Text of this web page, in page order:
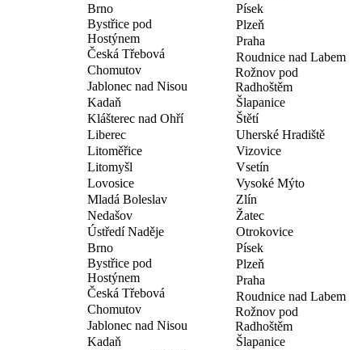
Brno
Bystřice pod
Hostýnem
Česká Třebová
Chomutov
Jablonec nad Nisou
Kadaň
Klášterec nad Ohří
Liberec
Litoměřice
Litomyšl
Lovosice
Mladá Boleslav
Nedašov
Písek
Plzeň
Praha
Roudnice nad Labem
Rožnov pod
Radhoštěm
Šlapanice
Štětí
Uherské Hradiště
Vizovice
Vsetín
Vysoké Mýto
Zlín
Žatec
Ústředí Naděje
Brno
Bystřice pod
Hostýnem
Česká Třebová
Chomutov
Jablonec nad Nisou
Kadaň
Otrokovice
Písek
Plzeň
Praha
Roudnice nad Labem
Rožnov pod
Radhoštěm
Šlapanice